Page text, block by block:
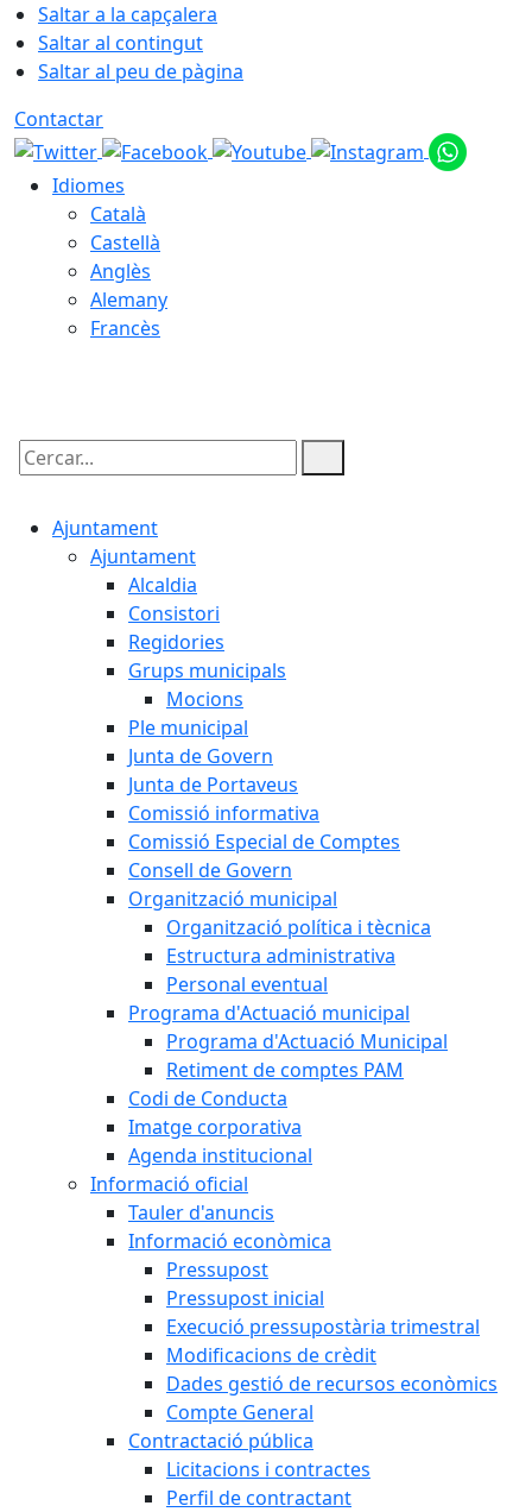
Saltar a la capçalera
Saltar al contingut
Saltar al peu de pàgina
Contactar
Idiomes
Català
Castellà
Anglès
Alemany
Francès
Cercar:
Ajuntament
Ajuntament
Alcaldia
Consistori
Regidories
Grups municipals
Mocions
Ple municipal
Junta de Govern
Junta de Portaveus
Comissió informativa
Comissió Especial de Comptes
Consell de Govern
Organització municipal
Organització política i tècnica
Estructura administrativa
Personal eventual
Programa d'Actuació municipal
Programa d'Actuació Municipal
Retiment de comptes PAM
Codi de Conducta
Imatge corporativa
Agenda institucional
Informació oficial
Tauler d'anuncis
Informació econòmica
Pressupost
Pressupost inicial
Execució pressupostària trimestral
Modificacions de crèdit
Dades gestió de recursos econòmics
Compte General
Contractació pública
Licitacions i contractes
Perfil de contractant